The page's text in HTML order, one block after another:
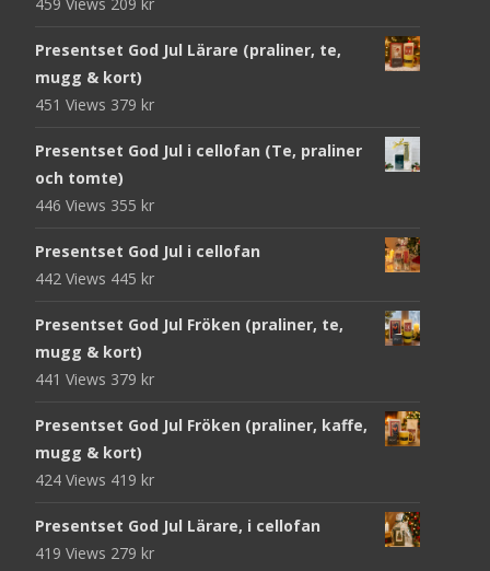
Presentset God Jul Lärare (praliner, te,
mugg & kort)
451 Views 379 kr
Presentset God Jul i cellofan (Te, praliner
och tomte)
446 Views 355 kr
Presentset God Jul i cellofan
442 Views 445 kr
Presentset God Jul Fröken (praliner, te,
mugg & kort)
441 Views 379 kr
Presentset God Jul Fröken (praliner, kaffe,
mugg & kort)
424 Views 419 kr
Presentset God Jul Lärare, i cellofan
419 Views 279 kr